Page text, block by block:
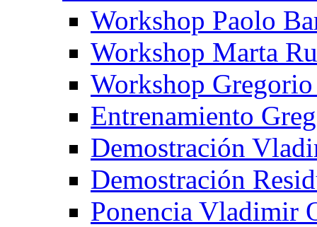
Workshop Paolo
Workshop Marta
Workshop
Entrenamiento
Demostración
Demostración
Ponencia Vladimir